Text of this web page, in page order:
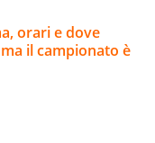
orari e dove
il campionato è